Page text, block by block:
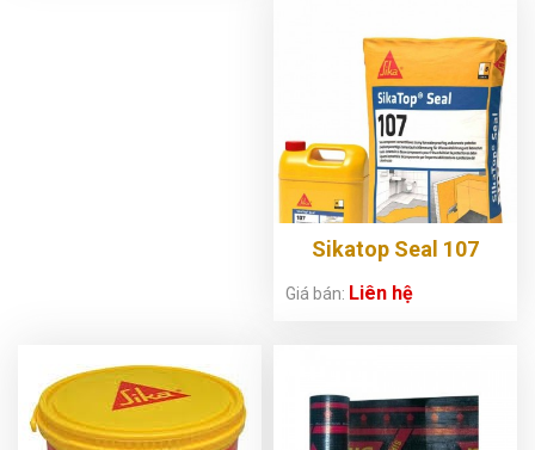
Sikatop Seal 107
Giá bán: Liên hệ